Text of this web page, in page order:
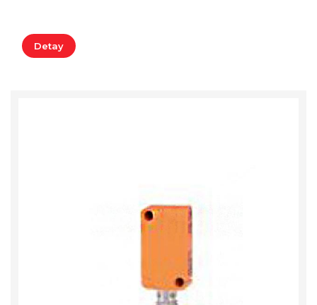
Detay